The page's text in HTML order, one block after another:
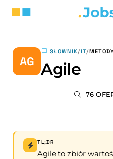
AG
SŁOWNIK/IT/
Agile
76
TL;DR
Agile to zbiór